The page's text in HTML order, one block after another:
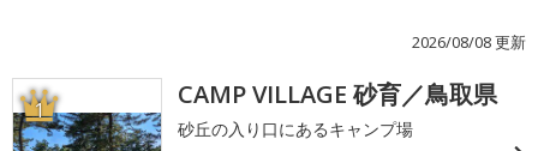
2026/08/08 更新
1 CAMP VILLAGE 砂育／鳥取県
砂丘の入り口にあるキャンプ場